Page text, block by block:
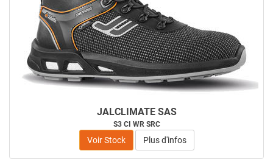
JALCLIMATE SAS
S3 CI WR SRC
Voir Stock Plus d'infos